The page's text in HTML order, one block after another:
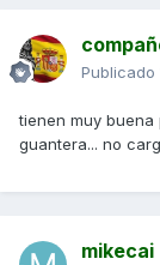
Publicado
tienen muy buena
guantera... no
mikecai